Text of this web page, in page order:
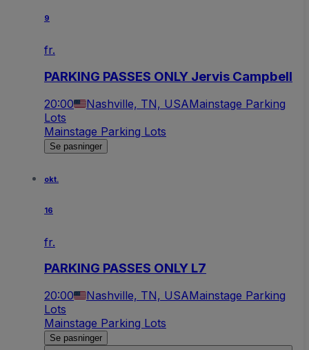
9
fr.
PARKING PASSES ONLY Jervis Campbell
20:00 Nashville, TN, USAMainstage Parking
Lots
Mainstage Parking Lots
Se pasninger
okt.
16
fr.
PARKING PASSES ONLY L7
20:00 Nashville, TN, USAMainstage Parking
Lots
Mainstage Parking Lots
Se pasninger